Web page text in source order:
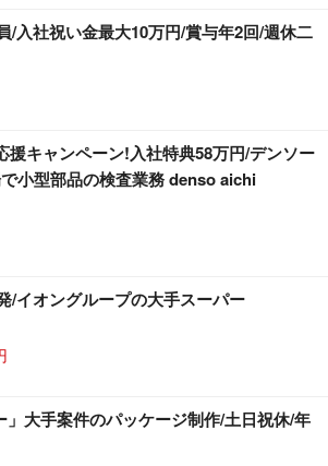
/入社祝い金最大10万円/賞与年2回/週休二
援キャンペーン!入社特典58万円/デンソー
小型部品の検査業務 denso aichi
/イオングループの大手スーパー
」大手案件のパッケージ制作/土日祝休/年